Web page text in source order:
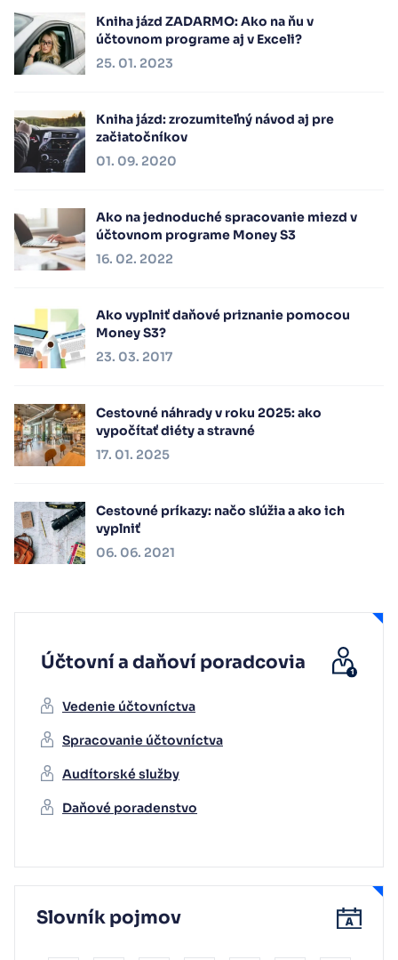
Kniha jázd ZADARMO: Ako na ňu v
účtovnom programe aj v Exceli?
25. 01. 2023
Kniha jázd: zrozumiteľný návod aj pre
začiatočníkov
01. 09. 2020
Ako na jednoduché spracovanie miezd v
účtovnom programe Money S3
16. 02. 2022
Ako vyplniť daňové priznanie pomocou
Money S3?
23. 03. 2017
Cestovné náhrady v roku 2025: ako
vypočítať diéty a stravné
17. 01. 2025
Cestovné príkazy: načo slúžia a ako ich
vyplniť
06. 06. 2021
Účtovní a daňoví poradcovia
Vedenie účtovníctva
Spracovanie účtovníctva
Audítorské služby
Daňové poradenstvo
Slovník pojmov